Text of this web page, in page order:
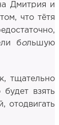
Дмитрия и
что тётя
большую
тщательно
взять
отодвигать